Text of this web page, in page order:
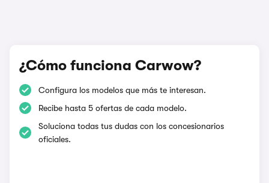
¿Cómo funciona Carwow?
Configura los modelos que más te interesan.
Recibe hasta 5 ofertas de cada modelo.
Soluciona todas tus dudas con los concesionarios
oficiales.